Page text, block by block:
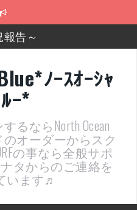
報告～
ざ～した！
告ww
ーーー！！！
予選・検定開催決定！
ﾉｰｽｵｰｼｬ
ｰ*
るならNorth Ocean
のオーダーからスク
の事なら全般サポ
タからのご連絡を
います♬